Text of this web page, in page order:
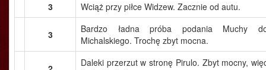
3
Wciąż przy piłce Widzew. Zacznie od autu.
3
Bardzo ładna próba podania Muchy
Michalskiego. Trochę zbyt mocna.
Daleki przerzut w stronę Pirulo. Zbyt mocny,